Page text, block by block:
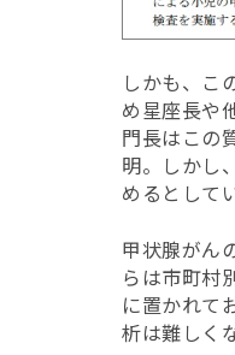
しかも、こ
め星座長や
門長はこの
明。しかし
めるとして
甲状腺がん
らは市町村
に置かれて
析は難しく